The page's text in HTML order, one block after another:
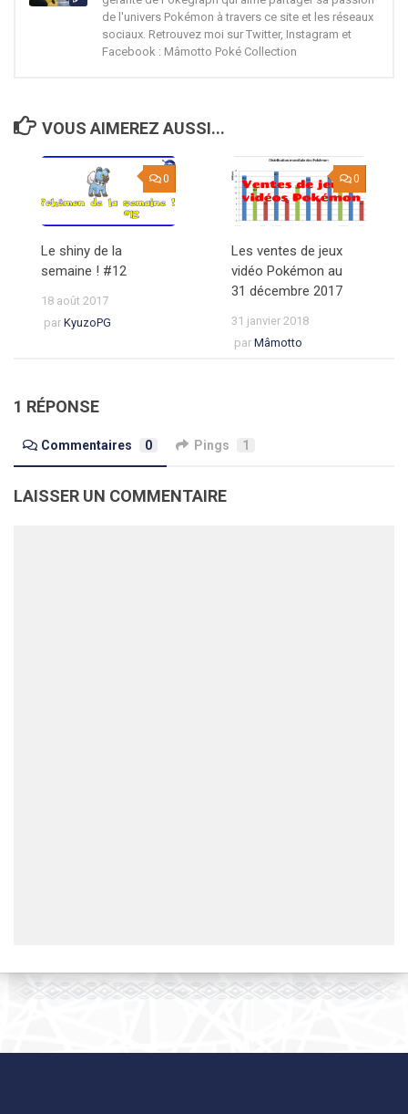
de l'univers Pokémon à travers ce site et les réseaux
sociaux. Retrouvez moi sur Twitter, Instagram et
Facebook : Mâmotto Poké Collection
VOUS AIMEREZ AUSSI...
0
Le shiny de la
semaine ! #12
18 août 2017
par KyuzoPG
0
Les ventes de jeux
vidéo Pokémon au
31 décembre 2017
31 janvier 2018
par Mâmotto
1 RÉPONSE
Commentaires 0 Pings 1
LAISSER UN COMMENTAIRE